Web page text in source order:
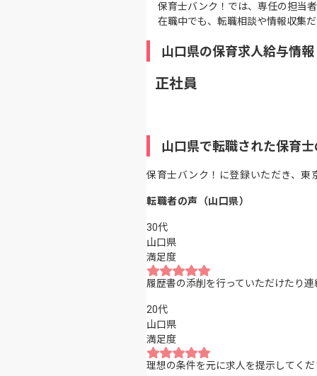
保育士バンク！では、専任の担当
在職中でも、転職相談や情報収集
山口県の保育求人給与情報
正社員
山口県で転職された保育
保育士バンク！に登録いただき、
転職者の声（山口県）
30代
山口県
満足度
履歴書の添削を行っていただけたり
20代
山口県
満足度
理想の条件を元に求人を提示してく